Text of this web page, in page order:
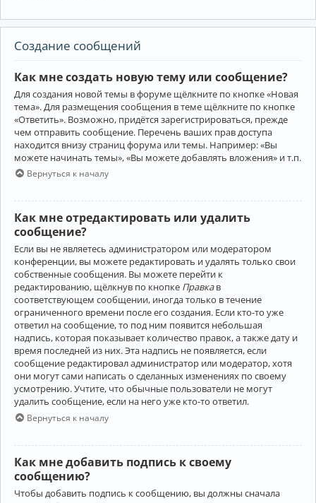
Создание сообщений
Как мне создать новую тему или сообщение?
Для создания новой темы в форуме щёлкните по кнопке «Новая
тема». Для размещения сообщения в теме щёлкните по кнопке
«Ответить». Возможно, придётся зарегистрироваться, прежде
чем отправить сообщение. Перечень ваших прав доступа
находится внизу страниц форума или темы. Например: «Вы
можете начинать темы», «Вы можете добавлять вложения» и т.п.
Вернуться к началу
Как мне отредактировать или удалить
сообщение?
Если вы не являетесь администратором или модератором
конференции, вы можете редактировать и удалять только свои
собственные сообщения. Вы можете перейти к
редактированию, щёлкнув по кнопке Правкав
соответствующем сообщении, иногда только в течение
ограниченного времени после его создания. Если кто-то уже
ответил на сообщение, то под ним появится небольшая
надпись, которая показывает количество правок, а также дату и
время последней из них. Эта надпись не появляется, если
сообщение редактировал администратор или модератор, хотя
они могут сами написать о сделанных изменениях по своему
усмотрению. Учтите, что обычные пользователи не могут
удалить сообщение, если на него уже кто-то ответил.
Вернуться к началу
Как мне добавить подпись к своему
сообщению?
Чтобы добавить подпись к сообщению, вы должны сначала